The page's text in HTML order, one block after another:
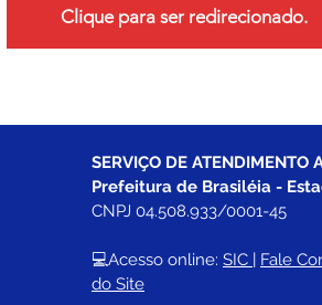
Clique para ser redirecionado.
SERVIÇO DE ATENDIMENTO
Prefeitura de Brasiléia -
CNPJ 04.508.933/0001-45
💻Acesso online: SIC | Fale
do Site